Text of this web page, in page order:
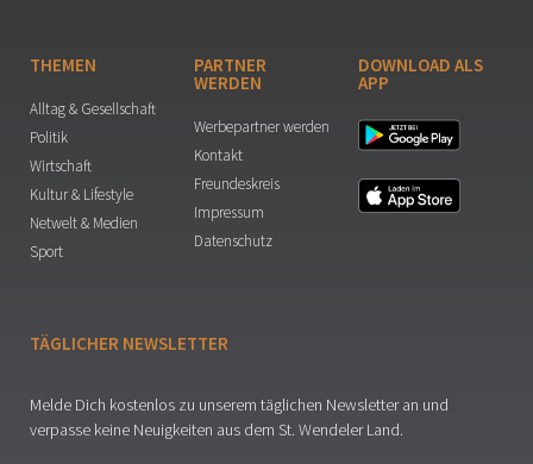
THEMEN
Alltag & Gesellschaft
Politik
Wirtschaft
Kultur & Lifestyle
Netwelt & Medien
Sport
PARTNER
WERDEN
Werbepartner werden
Kontakt
Freundeskreis
Impressum
Datenschutz
DOWNLOAD ALS
APP
TÄGLICHER NEWSLETTER
Melde Dich kostenlos zu unserem täglichen Newsletter an und
verpasse keine Neuigkeiten aus dem St. Wendeler Land.